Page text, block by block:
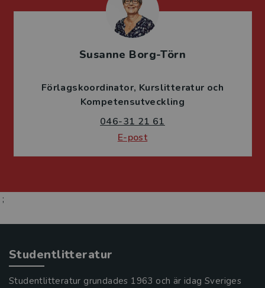
Susanne Borg-Törn
Förlagskoordinator Kurslitteratur och
Kompetensutveckling
046-31 21 61
E-post
;
Studentlitteratur
Studentlitteratur grundades 1963 och är idag Sveriges